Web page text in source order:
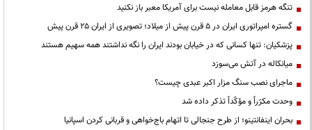
تنگه هرمز قابل معامله نیست برای آمریکا معبر باز نکنید
گستره امپراتوری ایران در ۵ قرن پیش از میلاد؛ تصویری از ایران ۲۵ قرن پیش
پزشکیان: تنها کسانی که در خیابان بودند ایران را نگه نداشتند همه سهیم هستند
میانکاله در آتش می‌سوزد
ماجرای نصب سنگ مزار اکبر عبدی چیست؟
وحدت مکرّراً و مؤکّداً تذکر داده شد
بحران اینفانتینو؛ از طرح جنجالی تا اتهام باج‌خواهی و قربانی کردن اسپانیا